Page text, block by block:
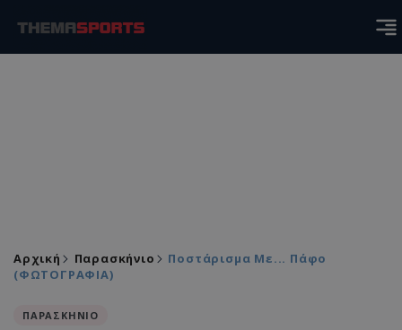
Αρχική Παρασκήνιο
Ποστάρισμα Με... Πάφο
(ΦΩΤΟΓΡΑΦΙΑ)
ΠΑΡΑΣΚΗΝΙΟ